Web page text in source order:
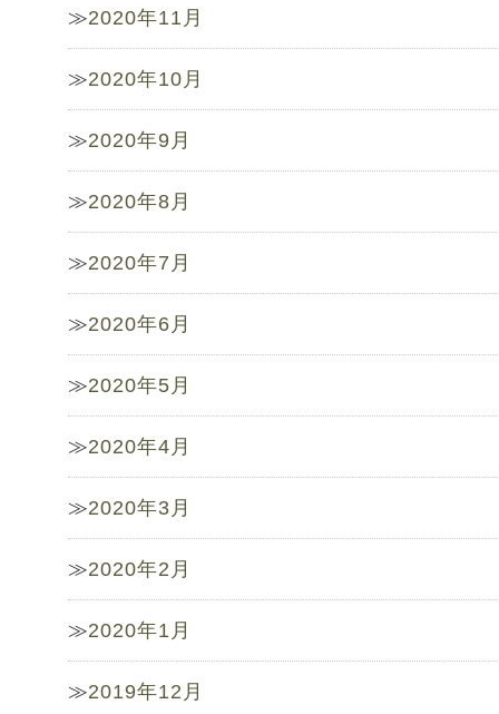
2020年11月
2020年10月
2020年9月
2020年8月
2020年7月
2020年6月
2020年5月
2020年4月
2020年3月
2020年2月
2020年1月
2019年12月